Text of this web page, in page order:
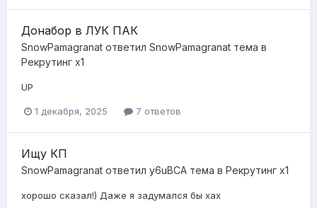
Донабор в ЛУК ПАК
SnowPamagranat ответил SnowPamagranat тема в
Рекрутинг х1
UP
1 декабря, 2025 7 ответов
Ищу КП
SnowPamagranat ответил y6uBCA тема в Рекрутинг х1
хорошо сказал!) Даже я задумался бы хах